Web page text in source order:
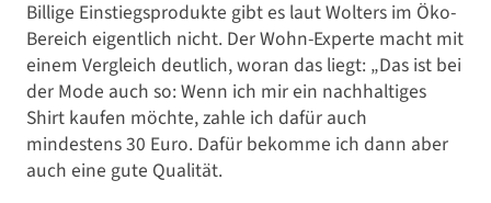
Billige Einstiegsprodukte gibt es laut Wolters im Öko-
Bereich eigentlich nicht. Der Wohn-Experte macht mit
einem Vergleich deutlich, woran das liegt: „Das ist bei
der Mode auch so: Wenn ich mir ein nachhaltiges
Shirt kaufen möchte, zahle ich dafür auch
mindestens 30 Euro. Dafür bekomme ich dann aber
auch eine gute Qualität.